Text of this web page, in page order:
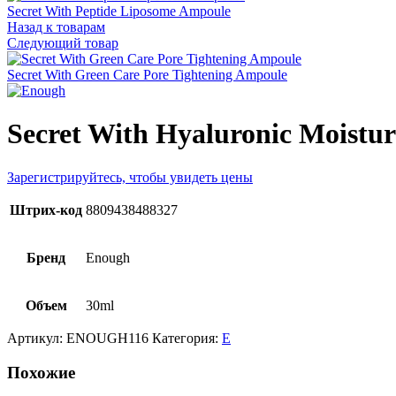
Secret With Peptide Liposome Ampoule
Назад к товарам
Следующий товар
Secret With Green Care Pore Tightening Ampoule
Secret With Hyaluronic
Зарегистрируйтесь, чтобы увидеть цены
Штрих-код 8809438488327
Бренд Enough
Объем 30ml
Артикул: ENOUGH116 Категория: E
Похожие